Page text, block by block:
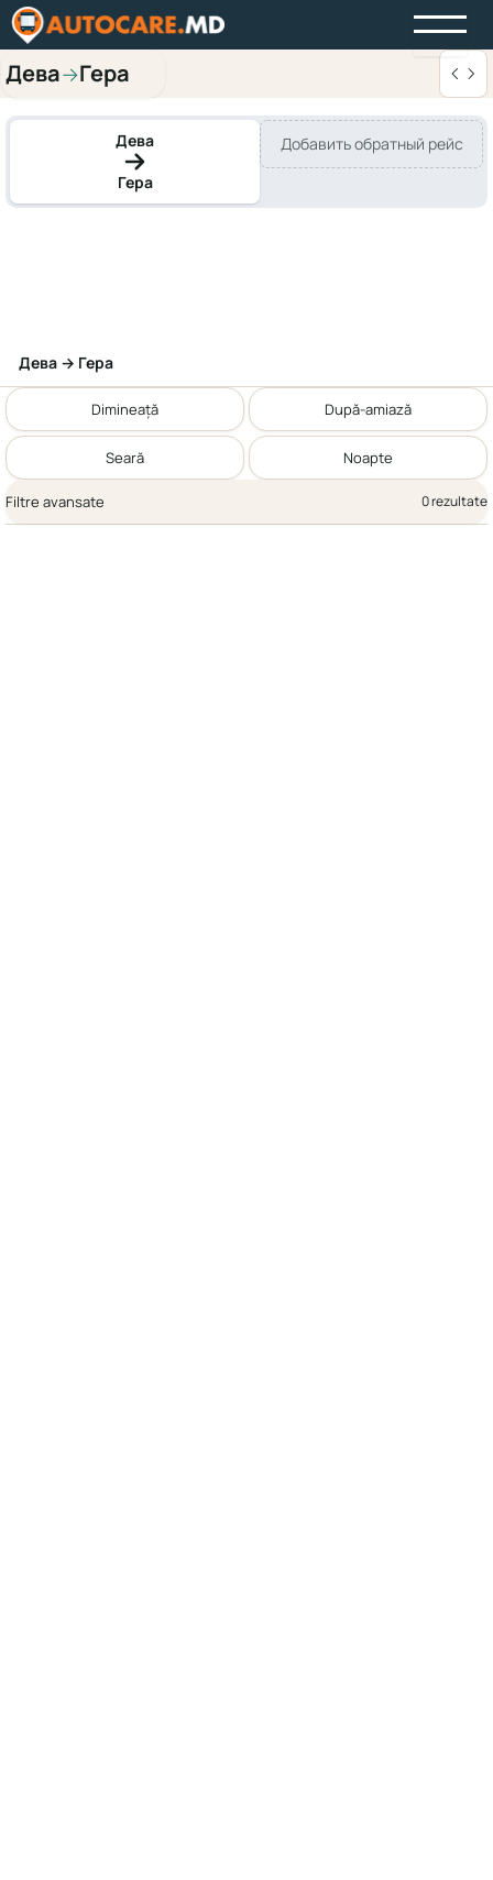
Дева→Гера
Дева
Гера
Добавить обратный рейс
Дева → Гера
Dimineață După-amiază
Seară Noapte
Filtre avansate 0 rezultate